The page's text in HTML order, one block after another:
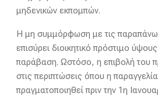
μηδενικών εκπομπών.
Η μη συμμόρφωση με τις
επισύρει διοικητικό πρόστιμο
παράβαση. Ωστόσο, η επιβολή του
στις περιπτώσεις όπου η
πραγματοποιηθεί πριν την 1η